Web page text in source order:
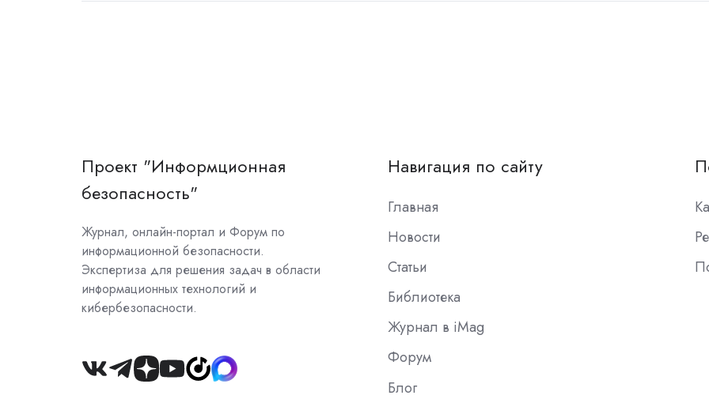
Проект "Информционная
безопасность"
Журнал, онлайн-портал и Форум по
информационной безопасности.
Экспертиза для решения задач в области
информационных технологий и
кибербезопасности.
Join
Навигация по сайту
Главная
Новости
Статьи
Библиотека
Журнал в iMag
Форум
Блог